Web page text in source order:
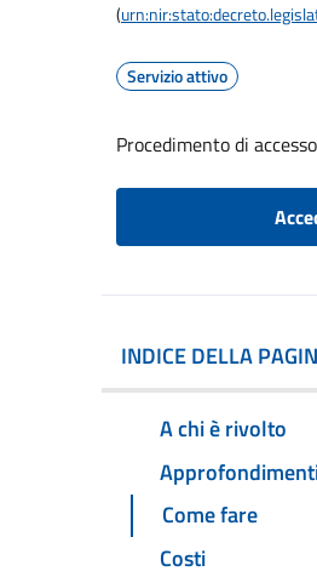
(
Servizio attivo
Procedimento di
INDICE DELLA
A chi è rivolto
Come fare
Costi